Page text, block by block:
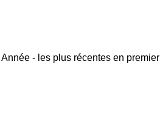
Année - les plus récentes en premier